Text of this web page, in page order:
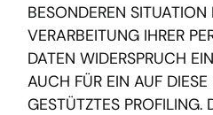
BESONDEREN SITUATION
VERARBEITUNG IHRER
DATEN WIDERSPRUCH
AUCH FÜR EIN AUF
GESTÜTZTES PROFILING.